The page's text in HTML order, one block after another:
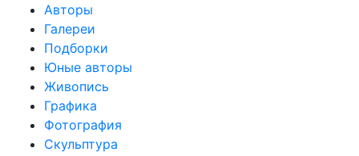
Авторы
Галереи
Подборки
Юные авторы
Живопись
Графика
Фотография
Скульптура